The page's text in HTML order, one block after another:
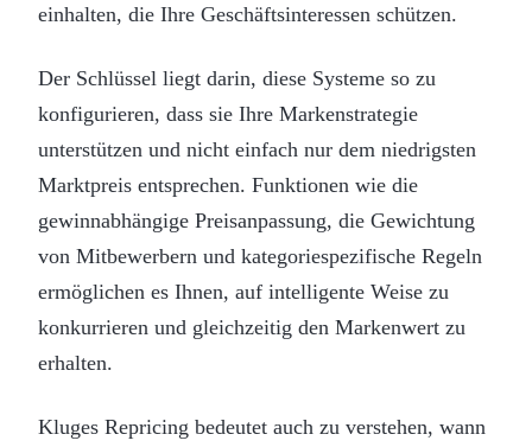
einhalten, die Ihre Geschäftsinteressen schützen.
Der Schlüssel liegt darin, diese Systeme so zu
konfigurieren, dass sie Ihre Markenstrategie
unterstützen und nicht einfach nur dem niedrigsten
Marktpreis entsprechen. Funktionen wie die
gewinnabhängige Preisanpassung, die Gewichtung
von Mitbewerbern und kategoriespezifische Regeln
ermöglichen es Ihnen, auf intelligente Weise zu
konkurrieren und gleichzeitig den Markenwert zu
erhalten.
Kluges Repricing bedeutet auch zu verstehen, wann